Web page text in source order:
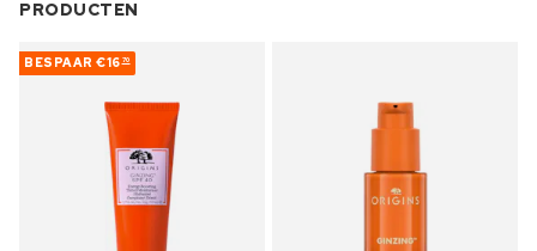
PRODUCTEN
BESPAAR €16 70